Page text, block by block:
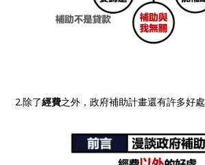
2.除了經費之外，政府補助計畫還有許多好處